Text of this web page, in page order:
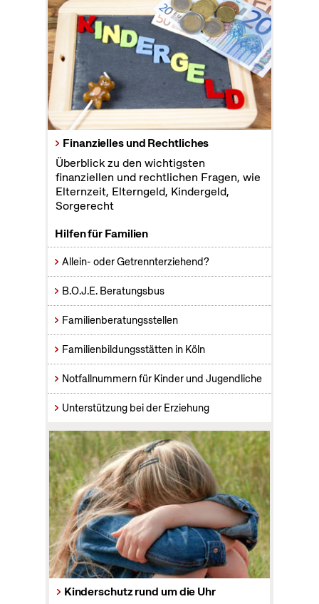
Finanzielles und Rechtliches
Überblick zu den wichtigsten
finanziellen und rechtlichen Fragen, wie
Elternzeit, Elterngeld, Kindergeld,
Sorgerecht
Hilfen für Familien
Allein- oder Getrennterziehend?
B.O.J.E. Beratungsbus
Familienberatungsstellen
Familienbildungsstätten in Köln
Notfallnummern für Kinder und Jugendliche
Unterstützung bei der Erziehung
Kinderschutz rund um die Uhr